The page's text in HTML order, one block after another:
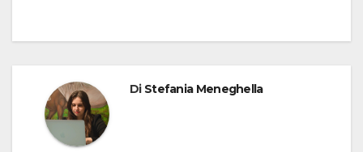
Di Stefania Meneghella